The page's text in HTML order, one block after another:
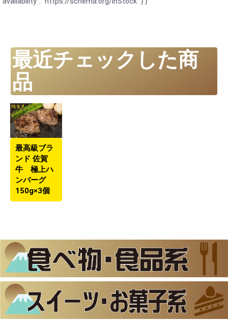
最近チェックした商
品
最高級ブラ
ンド 佐賀
牛 極上ハ
ンバーグ
150g×3個